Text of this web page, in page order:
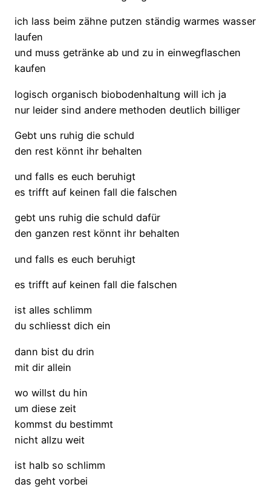
ich lass beim zähne putzen ständig warmes wasser
laufen
und muss getränke ab und zu in einwegflaschen
kaufen
logisch organisch biobodenhaltung will ich ja
nur leider sind andere methoden deutlich billiger
Gebt uns ruhig die schuld
den rest könnt ihr behalten
und falls es euch beruhigt
es trifft auf keinen fall die falschen
gebt uns ruhig die schuld dafür
den ganzen rest könnt ihr behalten
und falls es euch beruhigt
es trifft auf keinen fall die falschen
ist alles schlimm
du schliesst dich ein
dann bist du drin
mit dir allein
wo willst du hin
um diese zeit
kommst du bestimmt
nicht allzu weit
ist halb so schlimm
das geht vorbei